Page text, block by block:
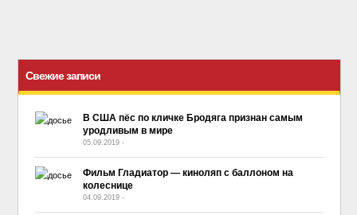
Свежие записи
В США пёс по кличке Бродяга признан самым
уродливым в мире
05.09.2019 -
Фильм Гладиатор — киноляп с баллоном на
колеснице
04.09.2019 -